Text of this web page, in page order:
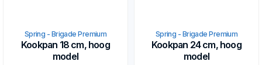
Spring - Brigade Premium
Kookpan 18 cm, hoog
model
Spring - Brigade Premium
Kookpan 24 cm, hoog
model